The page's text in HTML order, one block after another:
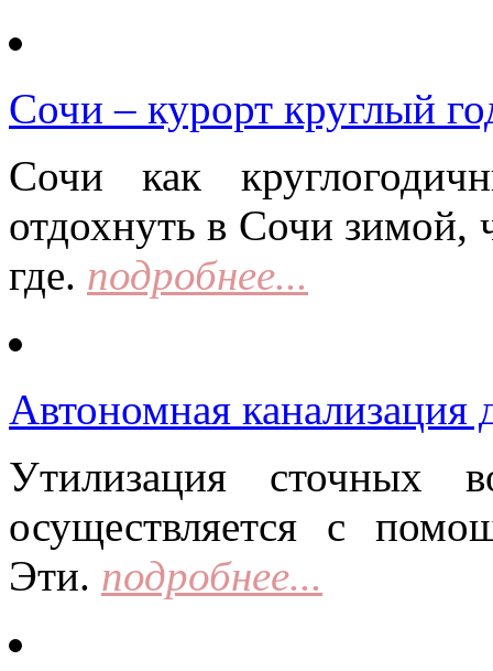
Сочи – курорт круглый
Сочи как
отдохнуть в Сочи зимой,
где. подробнее...
Автономная канализация
Утилизация сточных
осуществляется с
Эти. подробнее...